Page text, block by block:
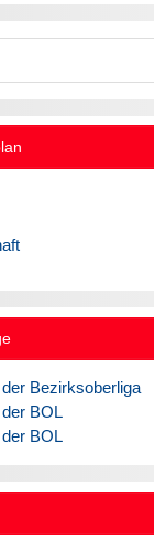
Bezirksoberliga
BOL
BOL